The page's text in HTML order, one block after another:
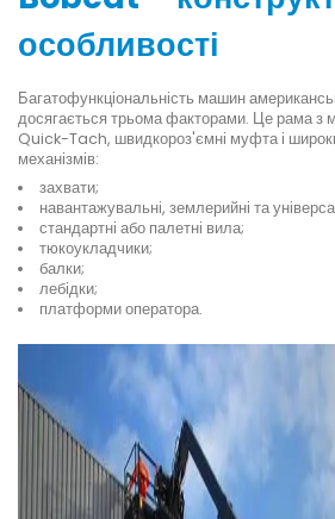
особливості
Багатофункціональність машин
досягається трьома факторами. Це рама з
Quick-Tach, швидкороз'ємні муфта і
механізмів:
захвати;
навантажувальні, землерийні та
стандартні або палетні вила;
тюкоукладчики;
балки;
лебідки;
платформи оператора.